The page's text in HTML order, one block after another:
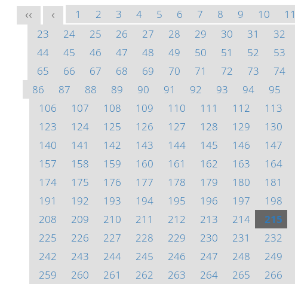
<< < 1 2 3 4 5 6 7 8 9 10 11
23
24 25 26 27 28 29 30 31 32
44
45 46 47 48 49 50 51 52 53
65
66 67 68 69 70 71 72 73 74
86
87 88 89 90 91 92 93 94 95
106
107 108 109 110 111 112 113
123
124 125 126 127 128 129 130
140
141 142 143 144 145 146 147
157
158 159 160 161 162 163 164
174
175 176 177 178 179 180 181
191
192 193 194 195 196 197 198
208
209 210 211 212 213 214 215
225
226 227 228 229 230 231 232
242
243 244 245 246 247 248 249
259
260 261 262 263 264 265 266